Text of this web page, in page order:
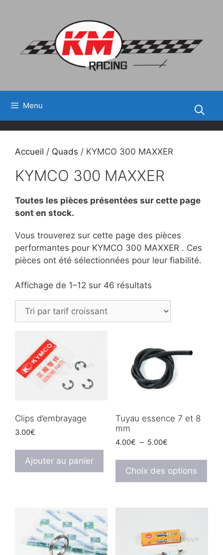
Menu
Accueil / Quads / KYMCO 300 MAXXER
KYMCO 300 MAXXER
Toutes les pièces présentées sur cette page
sont en stock.
Vous trouverez sur cette page des pièces
performantes pour KYMCO 300 MAXXER . Ces
pièces ont été sélectionnées pour leur fiabilité.
Affichage de 1–12 sur 46 résultats
prix
croissant
Clips d’embrayage
3.00€
Ajouter au panier
Tuyau essence 7 et 8
mm
4.00€ – 5.00€Plage
prix :
4.00€
à
Choix des options
a